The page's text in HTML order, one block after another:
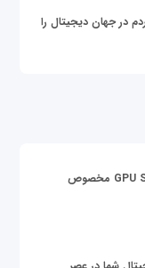
در جهان دیجیتال را
قیمت سرور گرافیکی | خرید GPU Server مخصوص